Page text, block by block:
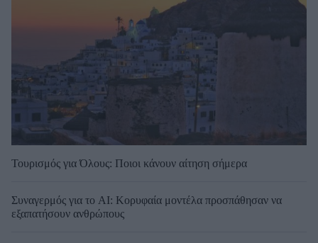
Τουρισμός για Όλους: Ποιοι κάνουν αίτηση σήμερα
Συναγερμός για το AI: Κορυφαία μοντέλα προσπάθησαν να
εξαπατήσουν ανθρώπους